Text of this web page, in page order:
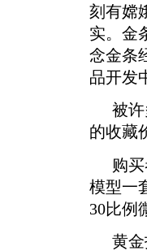
刻有嫦
实。金
念金条
品开发
被
的收藏
购
模型一
30比例
黄